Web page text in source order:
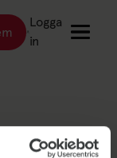
till: Bli medlem
Logga
in